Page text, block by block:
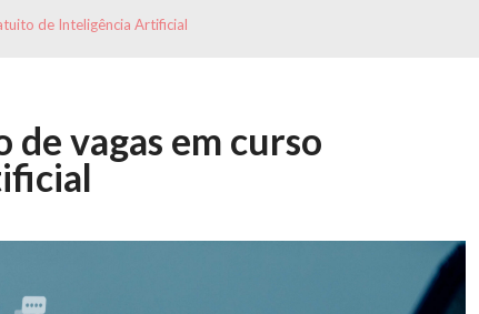
de Inteligência Artificial
vagas em curso